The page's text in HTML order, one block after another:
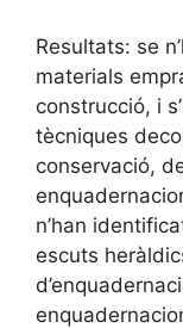
Resultats: se
materials
construcció, i
tècniques
conservació,
n’han
escuts